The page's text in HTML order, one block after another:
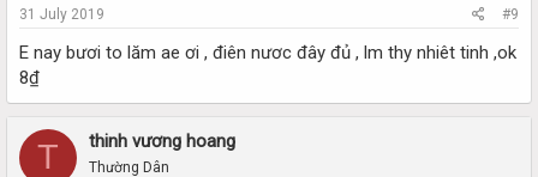
31 July 2019 #9
E nay bươi to lăm ae ơi , điên nươc đây đủ , lm thy nhiêt tinh ,ok
8₫
T thinh vương hoang
Thường Dân